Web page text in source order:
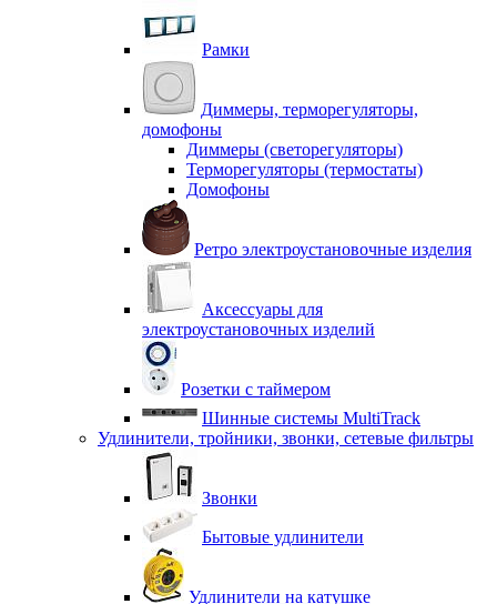
Рамки
Диммеры, терморегуляторы,
домофоны
Диммеры (светорегуляторы)
Терморегуляторы (термостаты)
Домофоны
Ретро электроустановочные изделия
Аксессуары для
электроустановочных изделий
Розетки с таймером
Шинные системы MultiTrack
Удлинители, тройники, звонки, сетевые фильтры
Звонки
Бытовые удлинители
Удлинители на катушке